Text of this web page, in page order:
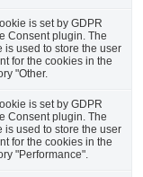
is set by GDPR
Consent plugin. The
is used to store the user
for the cookies in the
"Other.
is set by GDPR
Consent plugin. The
is used to store the user
for the cookies in the
"Performance".